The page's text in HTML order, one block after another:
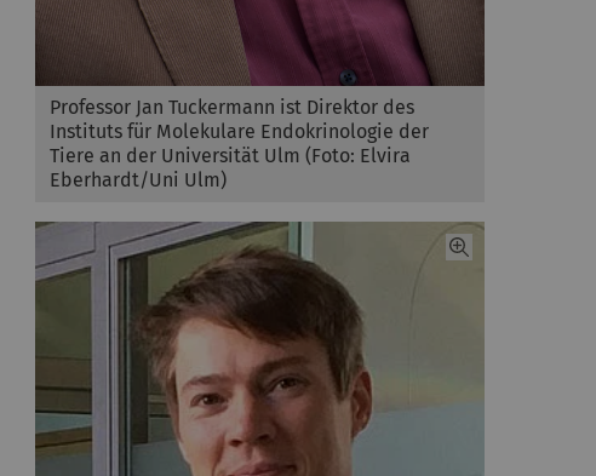
Professor Jan Tuckermann ist Direktor des
Instituts für Molekulare Endokrinologie der
Tiere an der Universität Ulm (Foto: Elvira
Eberhardt/Uni Ulm)